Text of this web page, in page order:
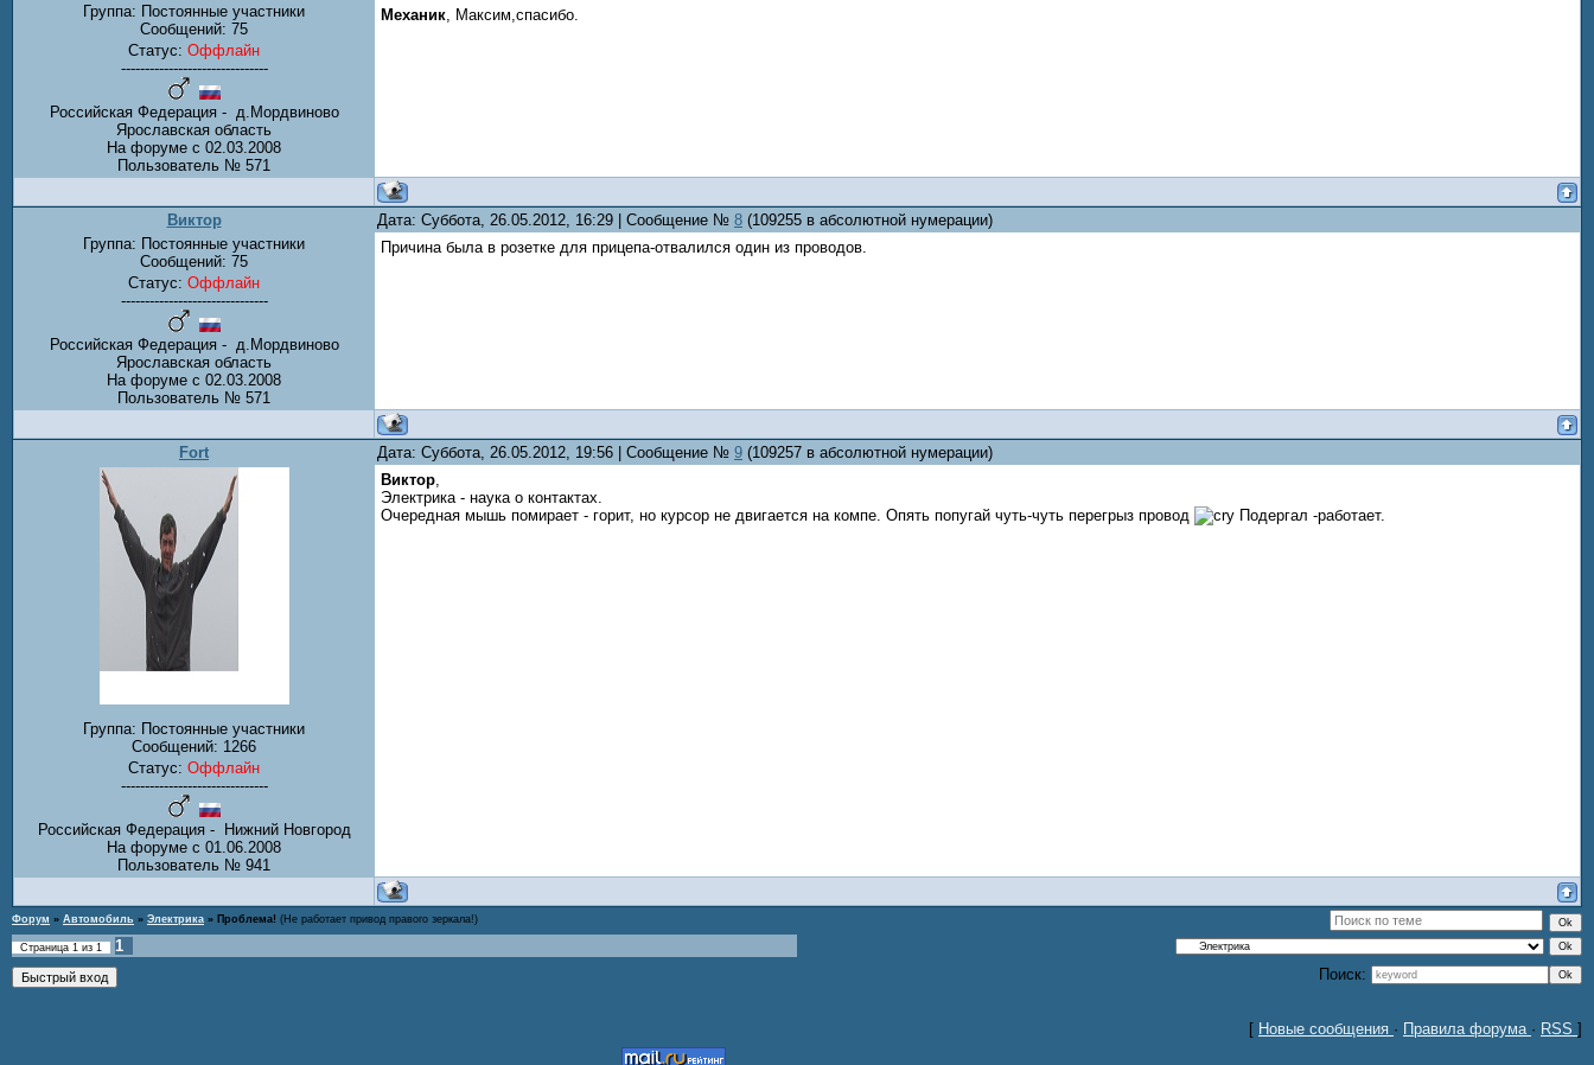
Группа: Постоянные участники
Сообщений: 75
Статус: Оффлайн
-------------------------------
Российская Федерация - д.Мордвиново
Ярославская область
На форуме с 02.03.2008
Пользователь № 571
Механик, Максим,спасибо.
Виктор Дата: Суббота, 26.05.2012, 16:29 | Сообщение № 8 (109255 в абсолютной нумерации)
Группа: Постоянные участники
Сообщений: 75
Статус: Оффлайн
-------------------------------
Российская Федерация - д.Мордвиново
Ярославская область
На форуме с 02.03.2008
Пользователь № 571
Причина была в розетке для прицепа-отвалился один из проводов.
Fort Дата: Суббота, 26.05.2012, 19:56 | Сообщение № 9 (109257 в абсолютной нумерации)
Группа: Постоянные участники
Сообщений: 1266
Статус: Оффлайн
-------------------------------
Российская Федерация - Нижний Новгород
На форуме с 01.06.2008
Пользователь № 941
Виктор,
Электрика - наука о контактах.
Очередная мышь помирает - горит, но курсор не двигается на компе. Опять попугай чуть-чуть перегрыз провод
Подергал -работает.
Форум » Автомобиль » Электрика » Проблема! (Не работает привод правого зеркала!)
Страница 1 из 1
1
Поиск:
[ Новые сообщения · Правила форума · RSS ]